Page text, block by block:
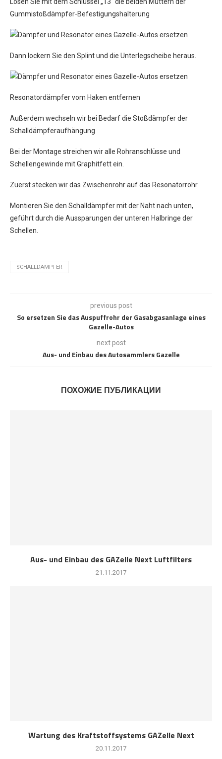
Gummistoßdämpfer-Befestigungshalterung
Dann lockern Sie den Splint und die Unterlegscheibe heraus.
Resonatordämpfer vom Haken entfernen
Außerdem wechseln wir bei Bedarf die Stoßdämpfer der
Schalldämpferaufhängung
Bei der Montage streichen wir alle Rohranschlüsse und
Schellengewinde mit Graphitfett ein.
Zuerst stecken wir das Zwischenrohr auf das Resonatorrohr.
Montieren Sie den Schalldämpfer mit der Naht nach unten,
geführt durch die Aussparungen der unteren Halbringe der
Schellen.
SCHALLDÄMPFER
previous post
So ersetzen Sie das Auspuffrohr der Gasabgasanlage eines
Gazelle-Autos
next post
Aus- und Einbau des Autosammlers Gazelle
ПОХОЖИЕ ПУБЛИКАЦИИ
Aus- und Einbau des GAZelle Next Luftfilters
21.11.2017
Wartung des Kraftstoffsystems GAZelle Next
20.11.2017